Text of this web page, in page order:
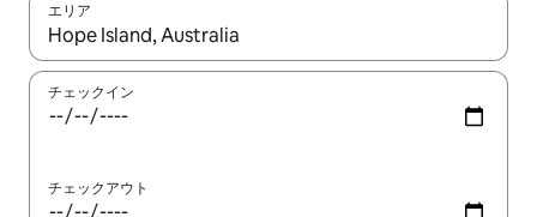
エリア
検索結果が表示されたら、上下の矢印キーを使って移動するか
チェックイン
チェックアウト